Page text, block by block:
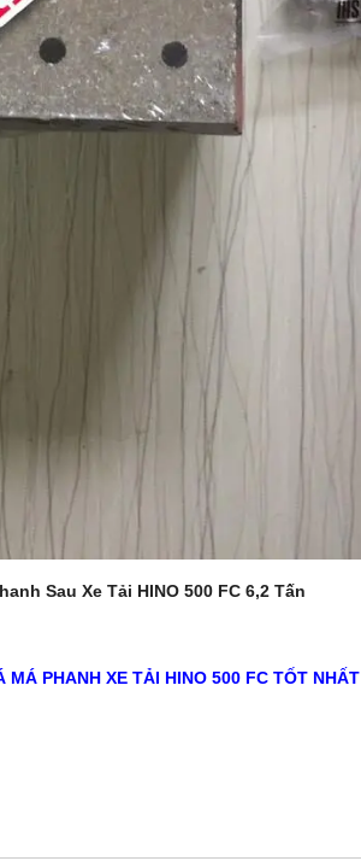
Sau Xe Tải HINO 500 FC 6,2 Tấn
PHANH XE TẢI HINO 500 FC TỐT NHẤT